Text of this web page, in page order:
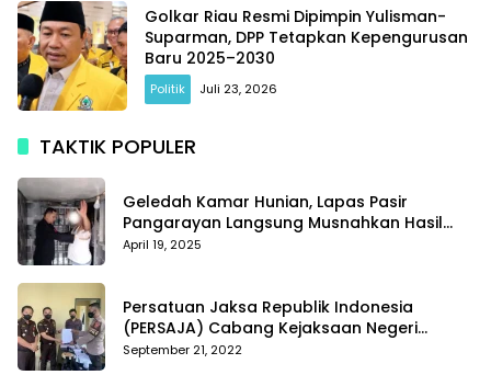
Golkar Riau Resmi Dipimpin Yulisman-
Suparman, DPP Tetapkan Kepengurusan
Baru 2025–2030
Politik Juli 23, 2026
TAKTIK POPULER
Geledah Kamar Hunian, Lapas Pasir
Pangarayan Langsung Musnahkan Hasil
Temuan
April 19, 2025
Persatuan Jaksa Republik Indonesia
(PERSAJA) Cabang Kejaksaan Negeri
Tanggamus resmi melaporkan Alvin Lim ke
September 21, 2022